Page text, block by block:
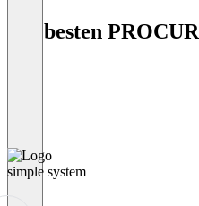
Die besten
simple system